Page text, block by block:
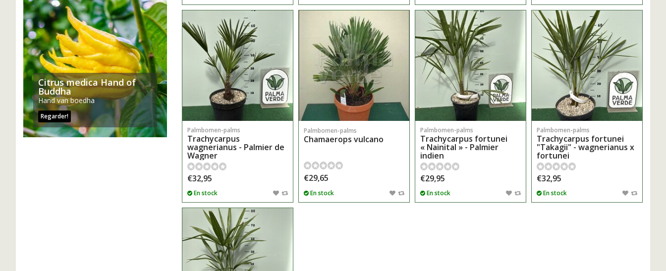
Citrus medica Hand of
Buddha
Hand van boedha
Regarder!
Palmbomen-palms
Trachycarpus
wagnerianus - Palmier de
Wagner
€32,95
En stock
Palmbomen-palms
Chamaerops vulcano
€29,65
En stock
Palmbomen-palms
Trachycarpus fortunei
« Nainital » - Palmier
indien
€29,95
En stock
Palmbomen-palms
Trachycarpus fortunei
"Takagii" - wagnerianus x
fortunei
€32,95
En stock